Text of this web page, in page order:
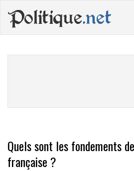
Politique.net
Quels sont les fondements
française ?